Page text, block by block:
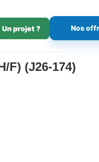
Un projet ? Nos
F) (J26-174)